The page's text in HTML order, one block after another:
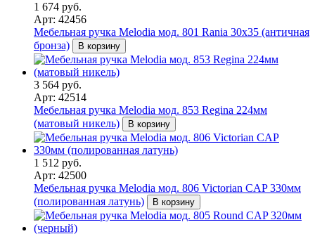
1 674 руб.
Арт: 42456
Мебельная ручка Melodia мод. 801 Rania 30х35 (античная
бронза)
В корзину
3 564 руб.
Арт: 42514
Мебельная ручка Melodia мод. 853 Regina 224мм
(матовый никель)
В корзину
1 512 руб.
Арт: 42500
Мебельная ручка Melodia мод. 806 Victorian CAP 330мм
(полированная латунь)
В корзину